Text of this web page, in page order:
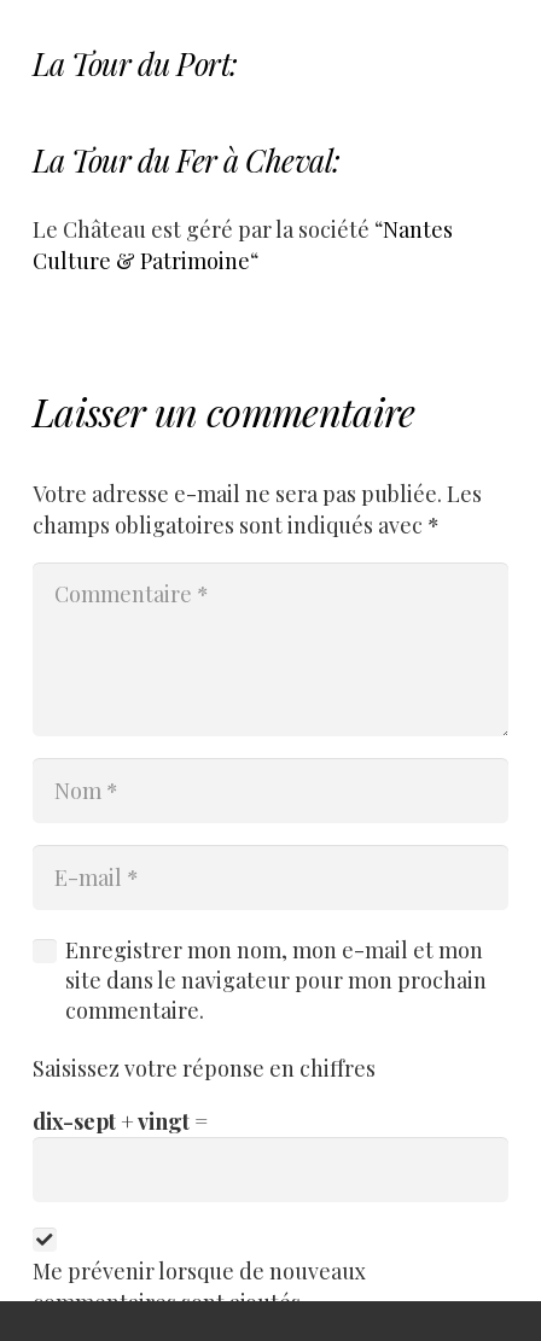
La Tour du Port:
La Tour du Fer à Cheval:
Le Château est géré par la société “Nantes
Culture & Patrimoine“
Laisser un commentaire
Votre adresse e-mail ne sera pas publiée. Les
champs obligatoires sont indiqués avec *
Enregistrer mon nom, mon e-mail et mon
site dans le navigateur pour mon prochain
commentaire.
Saisissez votre réponse en chiffres
dix-sept + vingt =
Me prévenir lorsque de nouveaux
commentaires sont ajoutés.